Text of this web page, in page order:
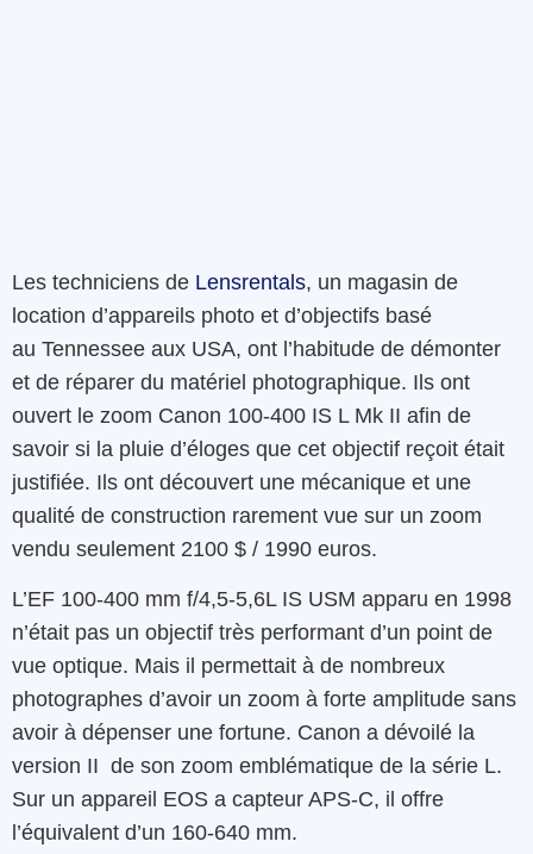
Les techniciens de Lensrentals, un magasin de
location d’appareils photo et d’objectifs basé
au Tennessee aux USA, ont l’habitude de démonter
et de réparer du matériel photographique. Ils ont
ouvert le zoom Canon 100-400 IS L Mk II afin de
savoir si la pluie d’éloges que cet objectif reçoit était
justifiée. Ils ont découvert une mécanique et une
qualité de construction rarement vue sur un zoom
vendu seulement 2100 $ / 1990 euros.
L’EF 100-400 mm f/4,5-5,6L IS USM apparu en 1998
n’était pas un objectif très performant d’un point de
vue optique. Mais il permettait à de nombreux
photographes d’avoir un zoom à forte amplitude sans
avoir à dépenser une fortune. Canon a dévoilé la
version II de son zoom emblématique de la série L.
Sur un appareil EOS a capteur APS-C, il offre
l’équivalent d’un 160-640 mm.